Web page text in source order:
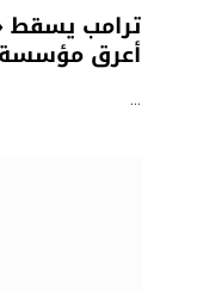
ترامب
أعرق مؤسسة
…